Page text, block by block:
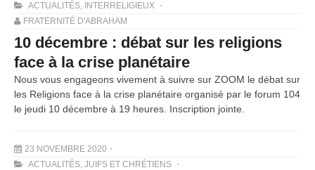
ACTUALITÉS, INTERRELIGIEUX
FRATERNITÉ D'ABRAHAM
10 décembre : débat sur les religions
face à la crise planétaire
Nous vous engageons vivement à suivre sur ZOOM le débat sur
les Religions face à la crise planétaire organisé par le forum 104
le jeudi 10 décembre à 19 heures. Inscription jointe.
23 NOVEMBRE 2020
ACTUALITÉS, JUIFS ET CHRÉTIENS